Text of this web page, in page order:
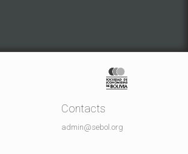
Contacts
admin@sebol.org